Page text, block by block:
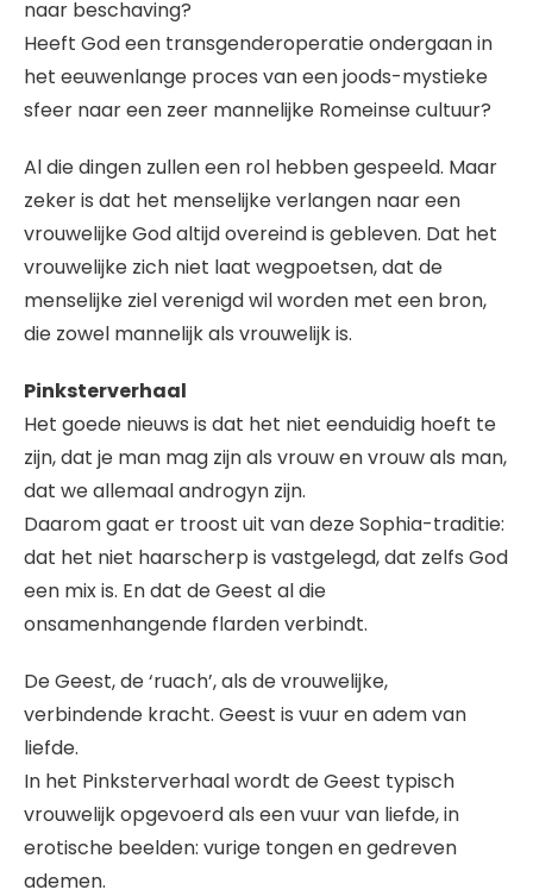
naar beschaving?
Heeft God een transgenderoperatie ondergaan in
het eeuwenlange proces van een joods-mystieke
sfeer naar een zeer mannelijke Romeinse cultuur?
Al die dingen zullen een rol hebben gespeeld. Maar
zeker is dat het menselijke verlangen naar een
vrouwelijke God altijd overeind is gebleven. Dat het
vrouwelijke zich niet laat wegpoetsen, dat de
menselijke ziel verenigd wil worden met een bron,
die zowel mannelijk als vrouwelijk is.
Pinksterverhaal
Het goede nieuws is dat het niet eenduidig hoeft te
zijn, dat je man mag zijn als vrouw en vrouw als man,
dat we allemaal androgyn zijn.
Daarom gaat er troost uit van deze Sophia-traditie:
dat het niet haarscherp is vastgelegd, dat zelfs God
een mix is. En dat de Geest al die
onsamenhangende flarden verbindt.
De Geest, de ‘ruach’, als de vrouwelijke,
verbindende kracht. Geest is vuur en adem van
liefde.
In het Pinksterverhaal wordt de Geest typisch
vrouwelijk opgevoerd als een vuur van liefde, in
erotische beelden: vurige tongen en gedreven
ademen.